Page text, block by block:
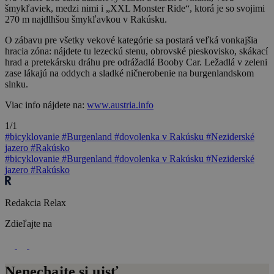
šmykľaviek, medzi nimi i „XXL Monster Ride“, ktorá je so svojimi
270 m najdlhšou šmykľavkou v Rakúsku.
O zábavu pre všetky vekové kategórie sa postará veľká vonkajšia
hracia zóna: nájdete tu lezeckú stenu, obrovské pieskovisko, skákací
hrad a pretekársku dráhu pre odrážadlá Booby Car. Ležadlá v zeleni
zase lákajú na oddych a sladké ničnerobenie na burgenlandskom
slnku.
Viac info nájdete na: www.austria.info
1/1
#bicyklovanie #Burgenland #dovolenka v Rakúsku #Neziderské
jazero #Rakúsko
#bicyklovanie #Burgenland #dovolenka v Rakúsku #Neziderské
jazero #Rakúsko
Redakcia Relax
Zdieľajte na